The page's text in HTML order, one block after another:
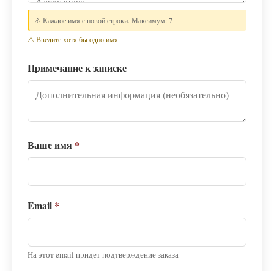
⚠️ Каждое имя с новой строки. Максимум: 7
⚠️ Введите хотя бы одно имя
Примечание к записке
Ваше имя *
Email *
На этот email придет подтверждение заказа